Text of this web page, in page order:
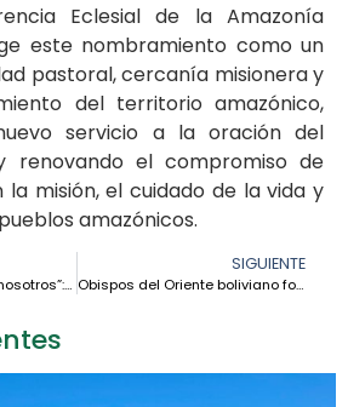
Eclesial de la Amazonía
este nombramiento como un
pastoral, cercanía misionera y
del territorio amazónico,
servicio a la oración del
renovando el compromiso de
misión, el cuidado de la vida y
amazónicos.
“Puso su tienda entre nosotros”: memoria viva de la misión Maryknoll en el Vicariato Apostólico de Pando
SIGUIENTE
Obispos del Oriente boliviano fortalecen el camino amazónico en su XXIX Encuentro anual